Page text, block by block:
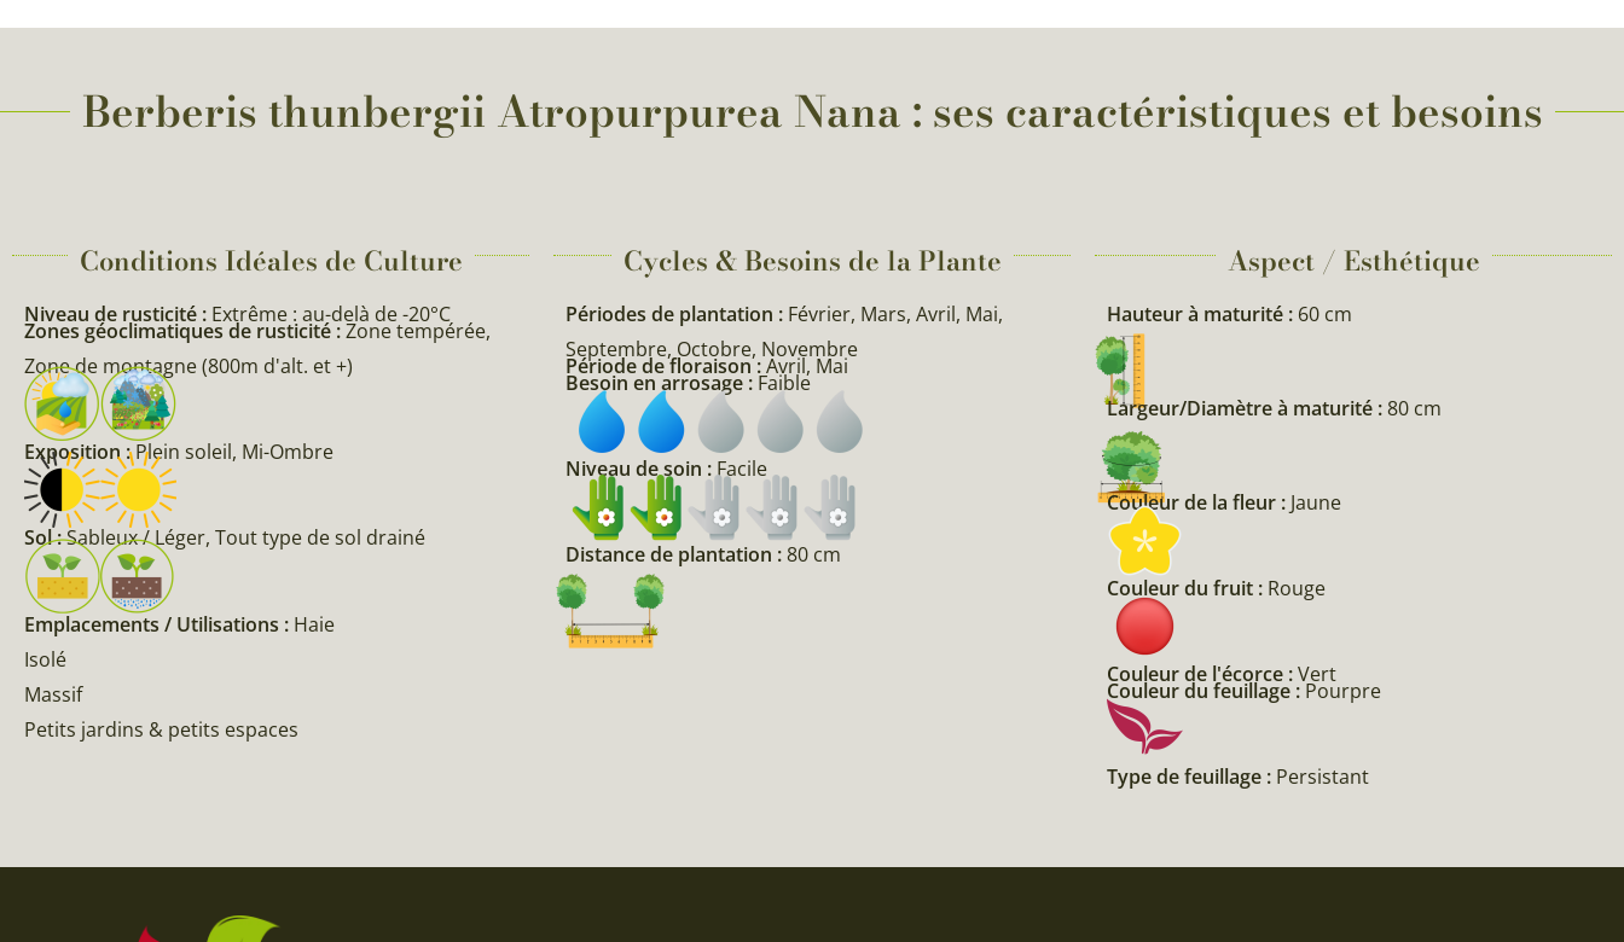
Berberis thunbergii Atropurpurea Nana : ses caractéristiques et besoins
Conditions Idéales de Culture
Niveau de rusticité : Extrême : au-delà de -20°C
Zones géoclimatiques de rusticité :Zone tempérée,
Zone de montagne (800m d'alt. et +)
Exposition :Plein soleil, Mi-Ombre
Sol :Sableux / Léger, Tout type de sol drainé
Emplacements / Utilisations : Haie
Isolé
Massif
Petits jardins & petits espaces
Cycles & Besoins de la Plante​
Périodes de plantation : Février, Mars, Avril, Mai,
Septembre, Octobre, Novembre
Période de floraison :Avril, Mai
Besoin en arrosage : Faible
Niveau de soin :Facile
Distance de plantation :80 cm
Aspect / Esthétique
Hauteur à maturité : 60 cm
Largeur/Diamètre à maturité :80 cm
Couleur de la fleur : Jaune
Couleur du fruit : Rouge
Couleur de l'écorce :Vert
Couleur du feuillage : Pourpre
Type de feuillage : Persistant